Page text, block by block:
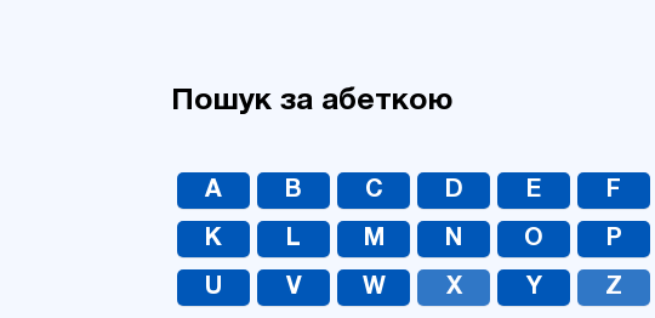
Пошук за абеткою
A B C D E F
K L M N O P
U V W X Y Z